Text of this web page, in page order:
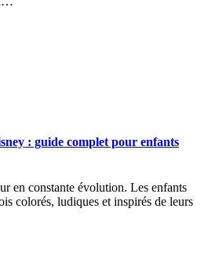
: guide complet pour enfants
en constante évolution. Les enfants
colorés, ludiques et inspirés de leurs